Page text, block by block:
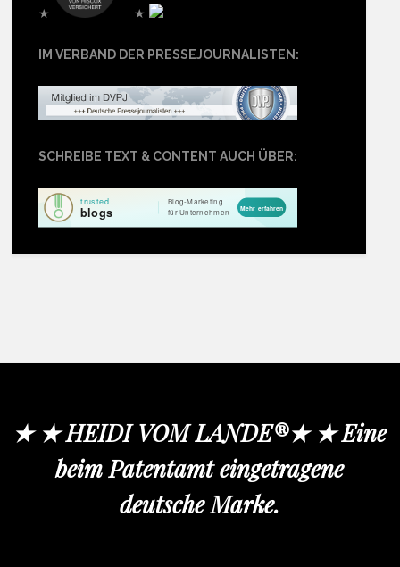
★ ★
IM VERBAND DER PRESSEJOURNALISTEN:
SCHREIBE TEXT & CONTENT AUCH ÜBER:
★ ★ HEIDI VOM LANDE®★ ★ Eine
beim Patentamt eingetragene
deutsche Marke.